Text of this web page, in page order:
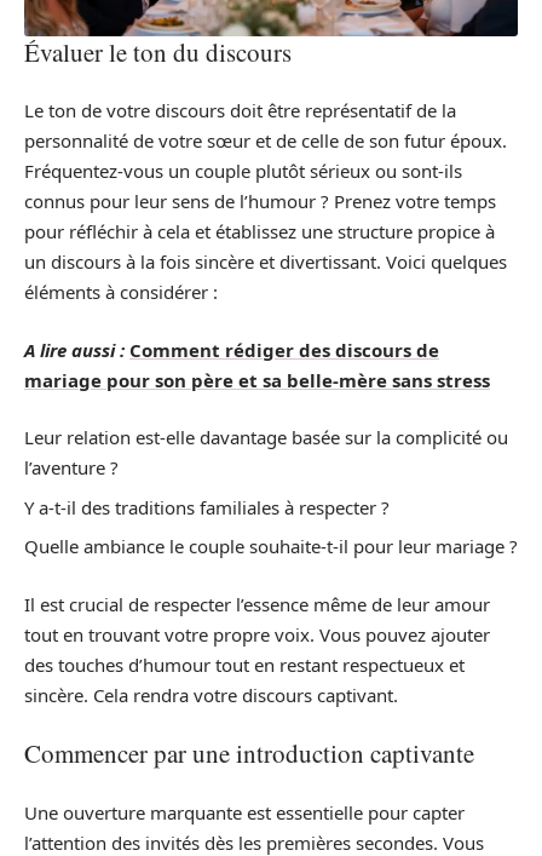
Évaluer le ton du discours
Le ton de votre discours doit être représentatif de la
personnalité de votre sœur et de celle de son futur époux.
Fréquentez-vous un couple plutôt sérieux ou sont-ils
connus pour leur sens de l’humour ? Prenez votre temps
pour réfléchir à cela et établissez une structure propice à
un discours à la fois sincère et divertissant. Voici quelques
éléments à considérer :
A lire aussi : Comment rédiger des discours de
mariage pour son père et sa belle-mère sans stress
Leur relation est-elle davantage basée sur la complicité ou
l’aventure ?
Y a-t-il des traditions familiales à respecter ?
Quelle ambiance le couple souhaite-t-il pour leur mariage ?
Il est crucial de respecter l’essence même de leur amour
tout en trouvant votre propre voix. Vous pouvez ajouter
des touches d’humour tout en restant respectueux et
sincère. Cela rendra votre discours captivant.
Commencer par une introduction captivante
Une ouverture marquante est essentielle pour capter
l’attention des invités dès les premières secondes. Vous